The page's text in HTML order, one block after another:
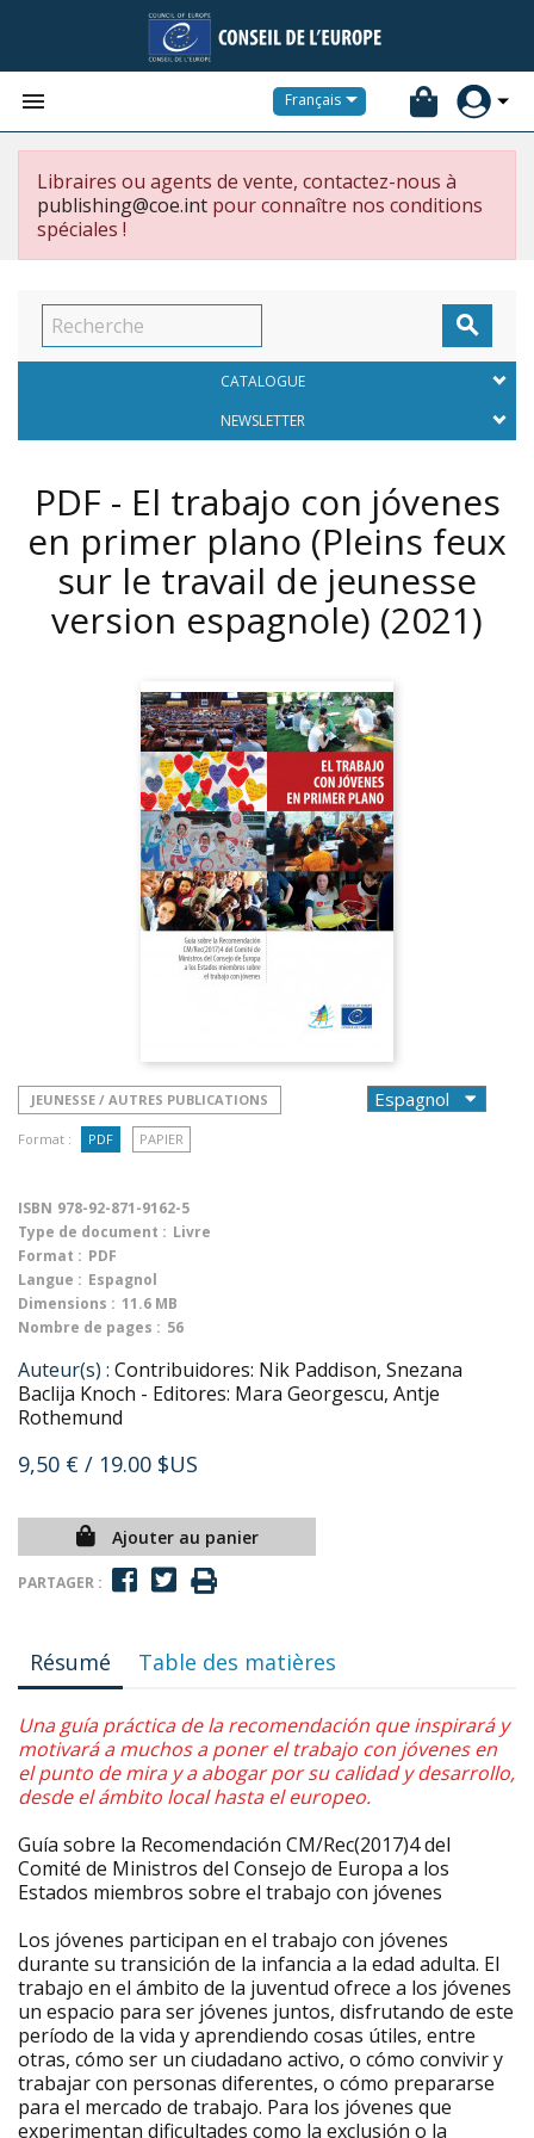
 Français
Libraires ou agents de vente, contactez-nous à
publishing@coe.int pour connaître nos conditions
spéciales !

CATALOGUE
NEWSLETTER
PDF - El trabajo con jóvenes
en primer plano (Pleins feux
sur le travail de jeunesse
version espagnole) (2021)
JEUNESSE / AUTRES PUBLICATIONS
Format : PDF PAPIER
ISBN 978-92-871-9162-5
Type de document : Livre
Format : PDF
Langue : Espagnol
Dimensions : 11.6 MB
Nombre de pages : 56
Auteur(s) : Contribuidores: Nik Paddison, Snezana
Baclija Knoch - Editores: Mara Georgescu, Antje
Rothemund
9,50 € / 19.00 $US
Ajouter au panier
PARTAGER :
Résumé Table des matières
Una guía práctica de la recomendación que inspirará y
motivará a muchos a poner el trabajo con jóvenes en
el punto de mira y a abogar por su calidad y desarrollo,
desde el ámbito local hasta el europeo.
Guía sobre la Recomendación CM/Rec(2017)4 del
Comité de Ministros del Consejo de Europa a los
Estados miembros sobre el trabajo con jóvenes
Los jóvenes participan en el trabajo con jóvenes
durante su transición de la infancia a la edad adulta. El
trabajo en el ámbito de la juventud ofrece a los jóvenes
un espacio para ser jóvenes juntos, disfrutando de este
período de la vida y aprendiendo cosas útiles, entre
otras, cómo ser un ciudadano activo, o cómo convivir y
trabajar con personas diferentes, o cómo prepararse
para el mercado de trabajo. Para los jóvenes que
experimentan dificultades como la exclusión o la